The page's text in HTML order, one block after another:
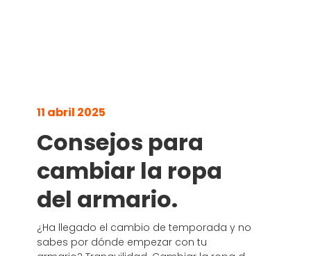
11 abril 2025
Consejos para
cambiar la ropa
del armario.
¿Ha llegado el cambio de temporada y no
sabes por dónde empezar con tu